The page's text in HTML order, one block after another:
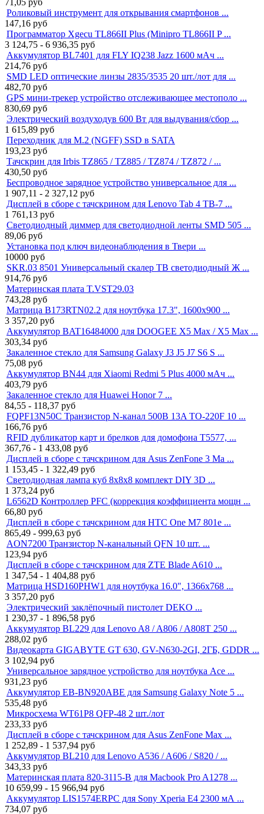
71,05 руб
Роликовый инструмент для открывания смартфонов ...
147,16 руб
Программатор Xgecu TL866II Plus (Minipro TL866II P ...
3 124,75 - 6 936,35 руб
Аккумулятор BL7401 для FLY IQ238 Jazz 1600 мАч ...
214,76 руб
SMD LED оптические линзы 2835/3535 20 шт./лот для ...
482,70 руб
GPS мини-трекер устройство отслеживающее местополо ...
830,69 руб
Электрический воздуходув 600 Вт для выдувания/сбор ...
1 615,89 руб
Переходник для M.2 (NGFF) SSD в SATA
193,23 руб
Тачскрин для Irbis TZ865 / TZ885 / TZ874 / TZ872 / ...
430,50 руб
Беспроводное зарядное устройство универсальное для ...
1 907,11 - 2 327,12 руб
Дисплей в сборе с тачскрином для Lenovo Tab 4 TB-7 ...
1 761,13 руб
Светодиодный диммер для светодиодной ленты SMD 505 ...
89,06 руб
Установка под ключ видеонаблюдения в Твери ...
10000 руб
SKR.03 8501 Универсальный скалер ТВ светодиодный Ж ...
914,76 руб
Материнская плата T.VST29.03
743,28 руб
Матрица B173RTN02.2 для ноутбука 17.3", 1600x900 ...
3 357,20 руб
Аккумулятор BAT16484000 для DOOGEE X5 Max / X5 Max ...
303,34 руб
Закаленное стекло для Samsung Galaxy J3 J5 J7 S6 S ...
75,08 руб
Аккумулятор BN44 для Xiaomi Redmi 5 Plus 4000 мАч ...
403,79 руб
Закаленное стекло для Huawei Honor 7 ...
84,55 - 118,37 руб
FQPF13N50C Транзистор N-канал 500В 13A TO-220F 10 ...
166,76 руб
RFID дубликатор карт и брелков для домофона T5577, ...
367,76 - 1 433,08 руб
Дисплей в сборе с тачскрином для Asus ZenFone 3 Ma ...
1 153,45 - 1 322,49 руб
Светодиодная лампа куб 8x8x8 комплект DIY 3D ...
1 373,24 руб
L6562D Контроллер PFC (коррекция коэффициента мощн ...
66,80 руб
Дисплей в сборе с тачскрином для HTC One M7 801e ...
865,49 - 999,63 руб
AON7200 Транзистор N-канальный QFN 10 шт. ...
123,94 руб
Дисплей в сборе с тачскрином для ZTE Blade A610 ...
1 347,54 - 1 404,88 руб
Матрица HSD160PHW1 для ноутбука 16.0", 1366x768 ...
3 357,20 руб
Электрический заклёпочный пистолет DEKO ...
1 230,37 - 1 896,58 руб
Аккумулятор BL229 для Lenovo A8 / A806 / A808T 250 ...
288,02 руб
Видеокарта GIGABYTE GT 630, GV-N630-2GI, 2ГБ, GDDR ...
3 102,94 руб
Универсальное зарядное устройство для ноутбука Ace ...
931,23 руб
Аккумулятор EB-BN920ABE для Samsung Galaxy Note 5 ...
535,48 руб
Микросхема WT61P8 QFP-48 2 шт./лот
233,33 руб
Дисплей в сборе с тачскрином для Asus ZenFone Max ...
1 252,89 - 1 537,94 руб
Аккумулятор BL210 для Lenovo A536 / A606 / S820 / ...
343,33 руб
Материнская плата 820-3115-B для Macbook Pro A1278 ...
10 659,99 - 15 966,94 руб
Аккумулятор LIS1574ERPC для Sony Xperia E4 2300 мА ...
734,07 руб